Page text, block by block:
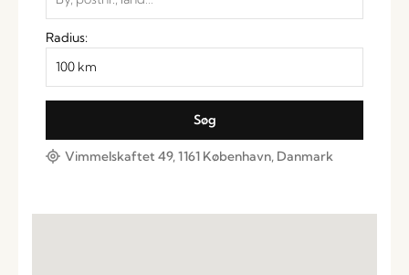
Radius:
Vimmelskaftet 49, 1161 København, Danmark